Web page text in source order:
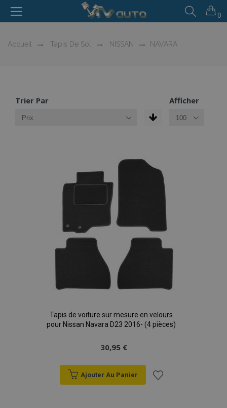
0
Accueil Tapis De Sol NISSAN NAVARA
Trier Par Afficher
Tapis de voiture sur mesure en velours
pour Nissan Navara D23 2016- (4 pièces)
30,95 €
Ajouter Au Panier